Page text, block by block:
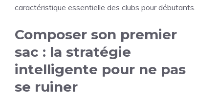
caractéristique essentielle des clubs pour débutants.
Composer son premier
sac : la stratégie
intelligente pour ne pas
se ruiner